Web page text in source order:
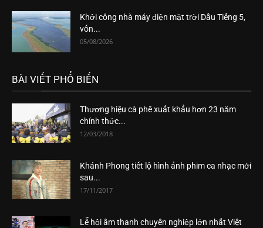
Khởi công nhà máy điện mặt trời Dầu Tiếng 5,
vốn...
05/08/2026
BÀI VIẾT PHỔ BIẾN
Thương hiệu cà phê xuất khẩu hơn 23 năm
chính thức...
12/03/2018
Khánh Phong tiết lộ hình ảnh phim ca nhạc mới
sau...
17/11/2017
Lễ hội âm thanh chuyên nghiệp lớn nhất Việt